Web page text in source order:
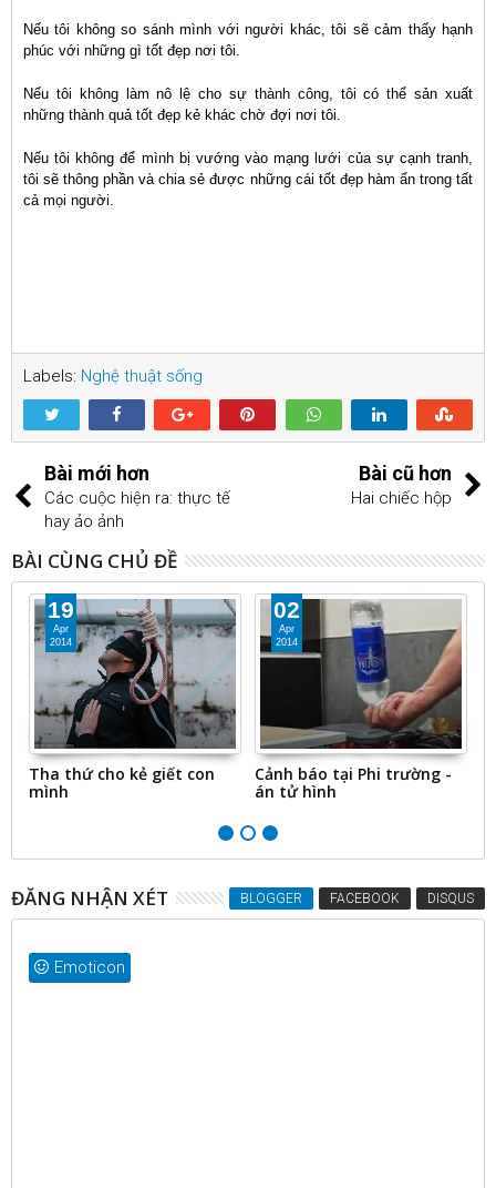
Nếu tôi không so sánh mình với người khác, tôi sẽ cảm thấy hạnh
phúc với những gì tốt đẹp nơi tôi.
Nếu tôi không làm nô lệ cho sự thành công, tôi có thể sản xuất
những thành quả tốt đẹp kẻ khác chờ đợi nơi tôi.
Nếu tôi không để mình bị vướng vào mạng lưới của sự cạnh tranh,
tôi sẽ thông phần và chia sẻ được những cái tốt đẹp hàm ẩn trong tất
cả mọi người.
Labels: Nghệ thuật sống
Bài mới hơn
Các cuộc hiện ra: thực tế
hay ảo ảnh
Bài cũ hơn
Hai chiếc hộp
BÀI CÙNG CHỦ ĐỀ
19
Apr
2014
Tha thứ cho kẻ giết con
mình
02
Apr
2014
Cảnh báo tại Phi trường -
án tử hình
ĐĂNG NHẬN XÉT BLOGGER FACEBOOK DISQUS
Emoticon